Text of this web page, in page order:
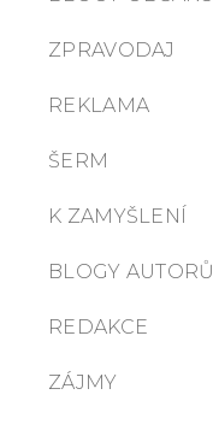
ZPRAVODAJ
REKLAMA
ŠERM
K ZAMYŠLENÍ
BLOGY AUTORŮ
REDAKCE
ZÁJMY